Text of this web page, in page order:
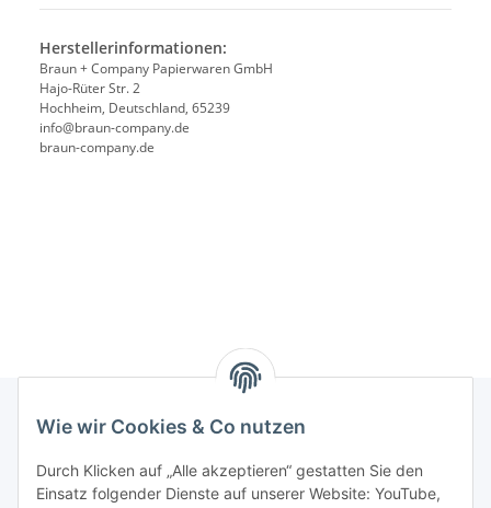
Wie wir Cookies & Co nutzen
Durch Klicken auf „Alle akzeptieren“ gestatten Sie den
Einsatz folgender Dienste auf unserer Website: YouTube,
Herstellerinformationen:
Braun + Company Papierwaren GmbH
Hajo-Rüter Str. 2
Hochheim, Deutschland, 65239
info@braun-company.de
braun-company.de
Rechtliches